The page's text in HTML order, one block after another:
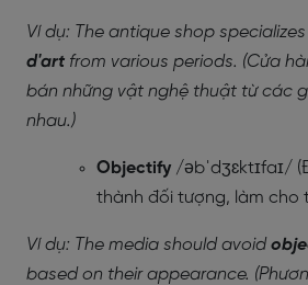
Ví dụ: The antique shop
d'art from various periods. (Cửa
bán những vật nghệ thuật từ các
nhau.)
Objectify /əbˈdʒɛktɪfaɪ/
thành đối tượng, làm cho
Ví dụ: The media should avoid
based on their appearance.